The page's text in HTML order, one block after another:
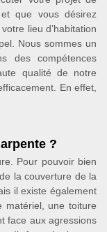
que vous désirez
lieu d’habitation
Nous sommes un
des compétences
qualité de notre
En effet,
?
Pour pouvoir bien
la couverture de la
il existe également
matériel, une toiture
face aux agressions